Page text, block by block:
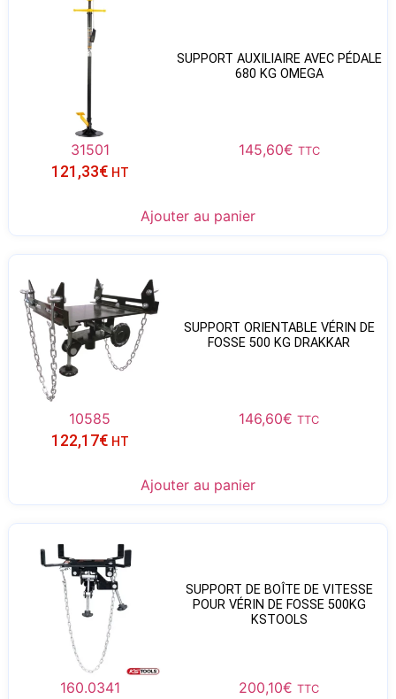
SUPPORT AUXILIAIRE AVEC PÉDALE
680 KG OMEGA
31501 145,60€ TTC
121,33€ HT
Ajouter au panier
SUPPORT ORIENTABLE VÉRIN DE
FOSSE 500 KG DRAKKAR
10585 146,60€ TTC
122,17€ HT
Ajouter au panier
SUPPORT DE BOÎTE DE VITESSE
POUR VÉRIN DE FOSSE 500KG
KSTOOLS
160.0341 200,10€ TTC